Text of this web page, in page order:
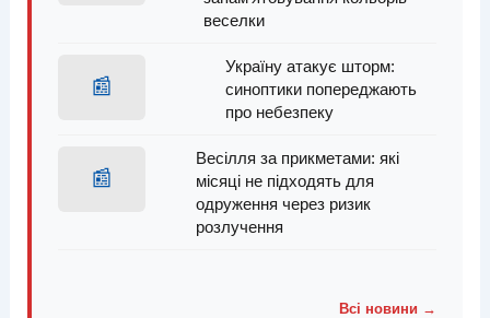
веселки
📰
Україну атакує шторм:
синоптики попереджають
про небезпеку
📰
Весілля за прикметами: які
місяці не підходять для
одруження через ризик
розлучення
Всі новини →